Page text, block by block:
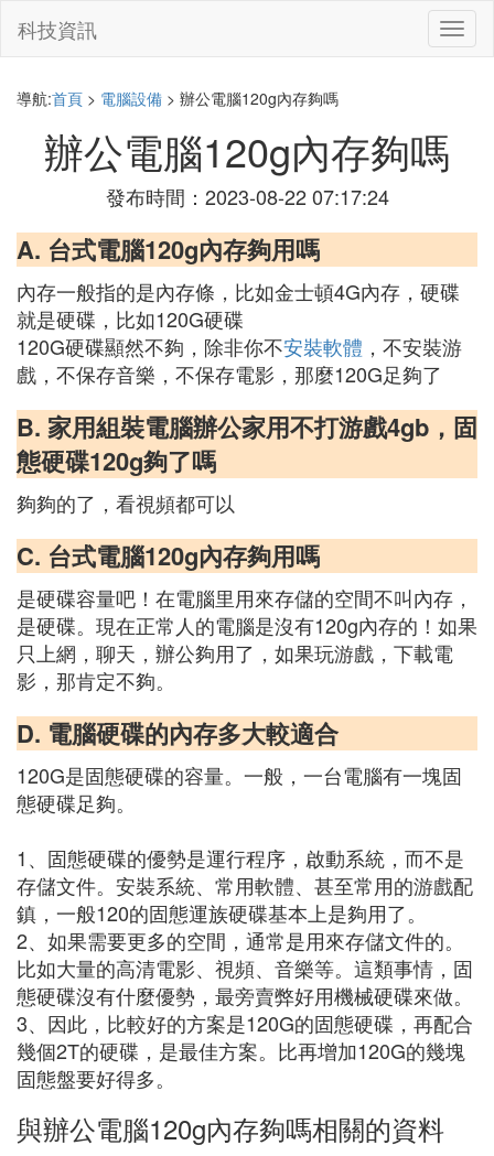
切
換
科技資訊
導航:首頁 > 電腦設備 > 辦公電腦120g內存夠嗎
辦公電腦120g內存夠嗎
發布時間：2023-08-22 07:17:24
A. 台式電腦120g內存夠用嗎
內存一般指的是內存條，比如金士頓4G內存，硬碟
就是硬碟，比如120G硬碟
120G硬碟顯然不夠，除非你不安裝軟體 ，不安裝游
戲，不保存音樂，不保存電影，那麼120G足夠了
B. 家用組裝電腦辦公家用不打游戲4gb，固
態硬碟120g夠了嗎
夠夠的了，看視頻都可以
C. 台式電腦120g內存夠用嗎
是硬碟容量吧！在電腦里用來存儲的空間不叫內存，
是硬碟。現在正常人的電腦是沒有120g內存的！如果
只上網，聊天，辦公夠用了，如果玩游戲，下載電
影，那肯定不夠。
D. 電腦硬碟的內存多大較適合
120G是固態硬碟的容量。一般，一台電腦有一塊固
態硬碟足夠。
1、固態硬碟的優勢是運行程序，啟動系統，而不是
存儲文件。安裝系統、常用軟體、甚至常用的游戲配
鎮，一般120的固態運族硬碟基本上是夠用了。
2、如果需要更多的空間，通常是用來存儲文件的。
比如大量的高清電影、視頻、音樂等。這類事情，固
態硬碟沒有什麼優勢，最旁賣弊好用機械硬碟來做。
3、因此，比較好的方案是120G的固態硬碟，再配合
幾個2T的硬碟，是最佳方案。比再增加120G的幾塊
固態盤要好得多。
與辦公電腦120g內存夠嗎相關的資料